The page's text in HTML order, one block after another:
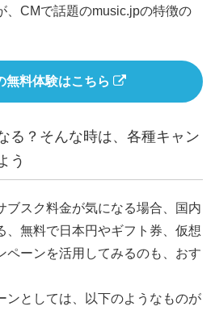
、CMで話題のmusic.jpの特徴の
無料体験はこちら
る？そんな時は、各種キャン
う
ブスク料金が気になる場合、国内
、無料で日本円やギフト券、仮想
ペーンを活用してみるのも、おす
ンとしては、以下のようなものが